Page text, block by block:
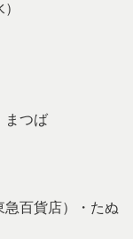
つば
急百貨店）・たぬ